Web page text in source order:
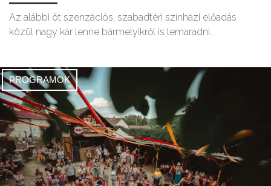
Az alábbi öt szenzációs, szabadtéri színházi előadás
közül nagy kár lenne bármelyikről is lemaradni.
PROGRAMOK